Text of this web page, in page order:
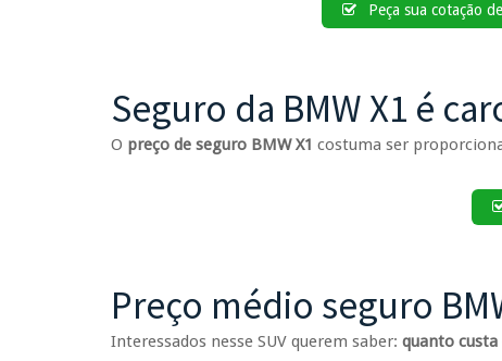
Peça sua cotação de
Seguro da BMW X1 é
O preço de seguro BMW X1 costuma ser
Preço médio seguro
Interessados nesse SUV querem saber: quanto custa